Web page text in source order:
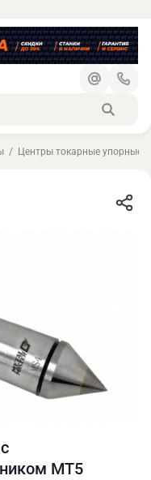
Центры токарные упорные
MT5